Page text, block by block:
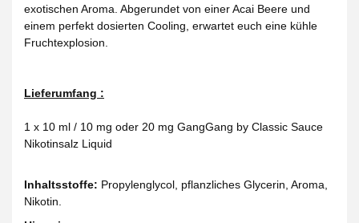
exotischen Aroma. Abgerundet von einer Acai Beere und
einem perfekt dosierten Cooling, erwartet euch eine kühle
Fruchtexplosion.
Lieferumfang :
1 x 10 ml / 10 mg oder 20 mg GangGang by Classic Sauce
Nikotinsalz Liquid
Inhaltsstoffe: Propylenglycol, pflanzliches Glycerin, Aroma,
Nikotin.